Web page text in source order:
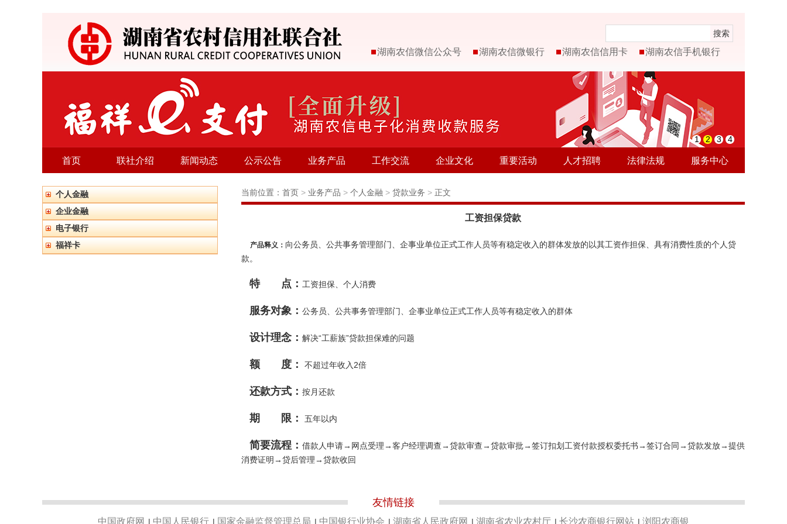
搜索
湖南农信微信公众号 湖南农信微银行 湖南农信信用卡 湖南农信手机银行
1 2 3 4
首页 联社介绍 新闻动态 公示公告 业务产品 工作交流 企业文化 重要活动 人才招聘 法律法规 服务中心
个人金融
企业金融
电子银行
福祥卡
当前位置： 首页 > 业务产品 > 个人金融 > 贷款业务 > 正文
工资担保贷款
产品释义： 向公务员、公共事务管理部门、企事业单位正式工作人员等有稳定收入的群体发放的以其工资作担保、具有消费性质的个人贷
款。
特 点： 工资担保、个人消费
服务对象： 公务员、公共事务管理部门、企事业单位正式工作人员等有稳定收入的群体
设计理念： 解决“工薪族”贷款担保难的问题
额 度： 不超过年收入2倍
还款方式： 按月还款
期 限： 五年以内
简要流程： 借款人申请→网点受理→客户经理调查→贷款审查→贷款审批→签订扣划工资付款授权委托书→签订合同→贷款发放→提供
消费证明→贷后管理→贷款收回
友情链接
中国政府网 | 中国人民银行 | 国家金融监督管理总局 | 中国银行业协会 | 湖南省人民政府网 | 湖南省农业农村厅 | 长沙农商银行网站 | 浏阳农商银